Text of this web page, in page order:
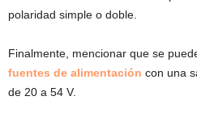
polaridad simple o doble.
Finalmente, mencionar que se
fuentes de alimentación con una
de 20 a 54 V.